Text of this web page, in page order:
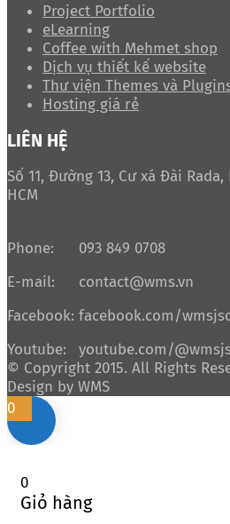
Project Portfolio
eLearning
Coffee with Mehmet shop
Dịch vụ thiết kế website
Thư viện Themes và
Hosting giá rẻ
LIÊN HỆ
Số 11, Đường 13, Cư xá Đài
HCM
Phone:
093 849 0708
E-mail:
contact@wms.vn
Facebook: facebook.com/wmsjsc
Youtube:
youtube.com/
© Copyright 2015. All Rights
Design by WMS
0
0
Giỏ hàng